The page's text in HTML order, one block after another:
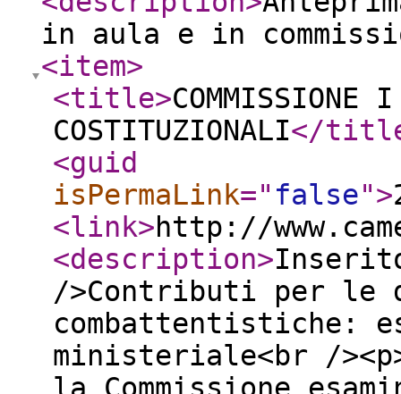
in aula e in
<item>
<title>
COSTITUZIONALI</
<guid
isPermaLink=" false">
<link>http://
<description>
/>Contributi per le
combattentistiche:
ministeriale<br /